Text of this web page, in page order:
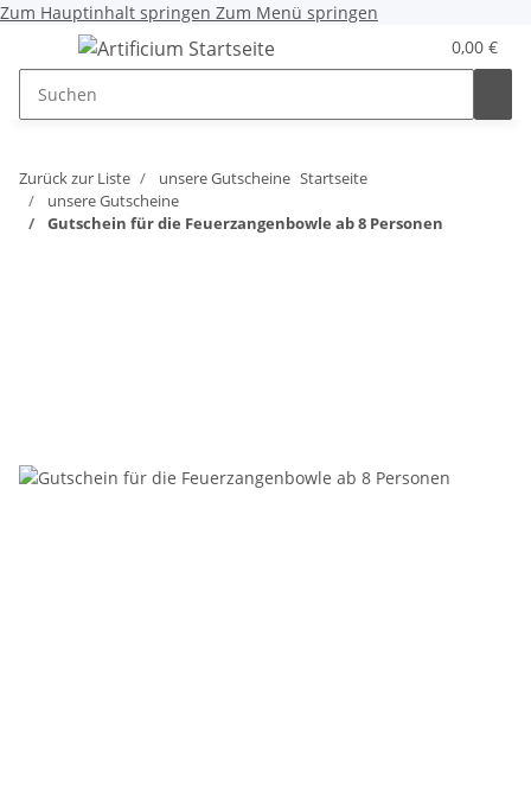
Zum Hauptinhalt springen Zum Menü springen
0,00 €
Zurück zur Liste unsere Gutscheine Startseite
unsere Gutscheine
Gutschein für die Feuerzangenbowle ab 8 Personen